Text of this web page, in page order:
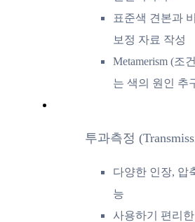
표준색 견본과
보정 자료 작성
Metamerism (조
는 색의 원인 추
투과측정
다양한 인장, 압
능
사용하기 편리